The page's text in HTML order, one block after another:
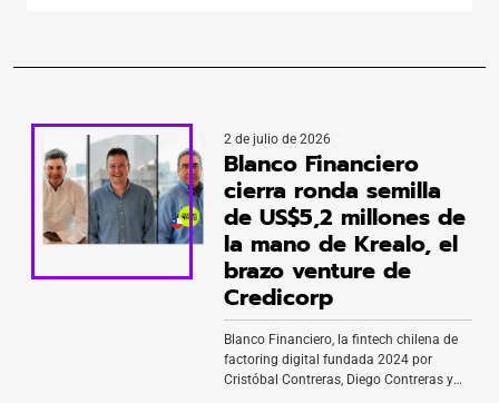
2 de julio de 2026
Blanco Financiero
cierra ronda semilla
de US$5,2 millones de
la mano de Krealo, el
brazo venture de
Credicorp
Blanco Financiero, la fintech chilena de
factoring digital fundada 2024 por
Cristóbal Contreras, Diego Contreras y